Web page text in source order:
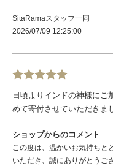
SitaRamaスタッフ一同
2026/07/09 12:25:00
日頃よりインドの神様にご
めて寄付させていただきま
ショップからのコメント
この度は、温かいお気持ちと
いただき、誠にありがとうご